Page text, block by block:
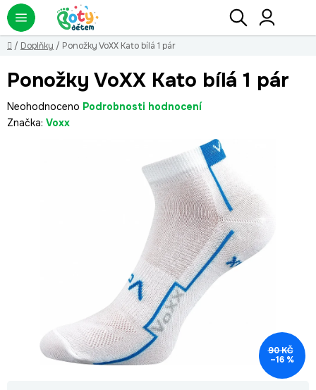
Přejít
na
obsah
Hledat
Domů
/ Doplňky / Ponožky VoXX Kato bílá 1 pár
Ponožky VoXX Kato bílá 1 pár
Průměrné
hodnocení
Neohodnoceno Podrobnosti hodnocení
Značka: Voxx
90 KČ
–16 %